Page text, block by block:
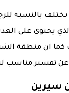
بالنسبة
يحتوي على
كما ان منطقة
عن تفسير مناسب
سيرين